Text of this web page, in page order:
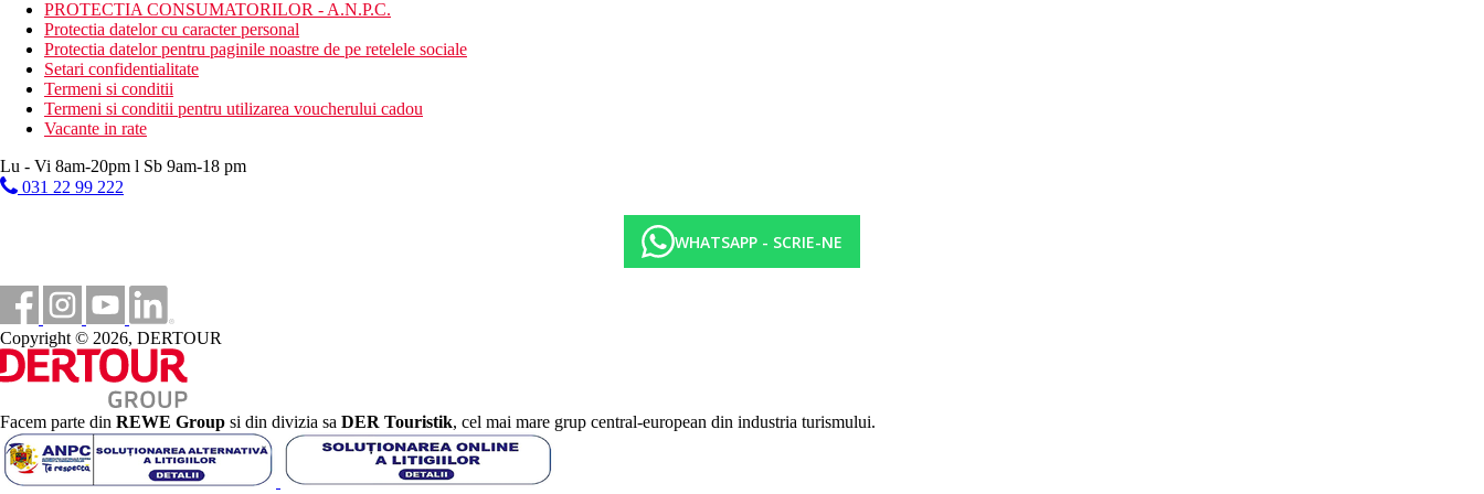
tonic, bere la halba, local productie de vin, ceai, cafea filtrata, alcool tare - whisky, gin, vodca, rom, tuica - toate produse local. Toate bauturile din Snack Bar sunt servite in pahare de plastic din motive
de siguranta.
*Orele si locurile de serviciu mentionate mai sus pot fi modificate. In caz de vreme rea, barul principal din Palatul Astir este deschis in locul snack-barului de pe plaja Astir.
Categoria oficiala
4 stele
Nota
In Grecia, trebuie sa achiti o taxa turistica in functie de categoria hotelului. Taxa nu este inclusa in pretul turului si trebuie platita de catre client direct la receptia hotelului.
Incepand cu 2025, in Grecia exista obligatia de a plati taxa climatica in functie de categoria de hotel. Taxa nu este inclusa in tariful ofertei si va fi achitata de catre client la receptia hotelului. Noile taxe de
statiune in Grecia sunt (Aprilie – Octombrie): 10.00 €. Tarifele afisate sunt pe camera/noapte.
Distanţe
7 km
Distanta de cel mai apropiat aeroport
800 m
Centrul orasului
100 m
PROTECTIA CONSUMATORILOR - A.N.P.C.
Protectia datelor cu caracter personal
Protectia datelor pentru paginile noastre de pe retelele sociale
Setari confidentialitate
Termeni si conditii
Termeni si conditii pentru utilizarea voucherului cadou
Vacante in rate
Lu - Vi 8am-20pm l Sb 9am-18 pm
031 22 99 222
WHATSAPP - SCRIE-NE
Copyright © 2026, DERTOUR
Facem parte din REWE Group si din divizia sa DER Touristik, cel mai mare grup central-european din industria turismului.